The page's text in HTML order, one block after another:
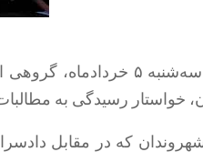
روز سه‌شنبه ۵
خواستار رسیدگی به
که در مقابل